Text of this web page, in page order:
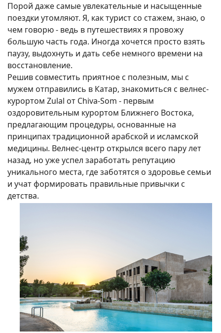
Порой даже самые увлекательные и насыщенные
поездки утомляют. Я, как турист со стажем, знаю, о
чем говорю - ведь в путешествиях я провожу
большую часть года. Иногда хочется просто взять
паузу, выдохнуть и дать себе немного времени на
восстановление.
Решив совместить приятное с полезным, мы с
мужем отправились в Катар, знакомиться с велнес-
курортом Zulal от Chiva-Som - первым
оздоровительным курортом Ближнего Востока,
предлагающим процедуры, основанные на
принципах традиционной арабской и исламской
медицины. Велнес-центр открылся всего пару лет
назад, но уже успел заработать репутацию
уникального места, где заботятся о здоровье семьи
и учат формировать правильные привычки с
детства.